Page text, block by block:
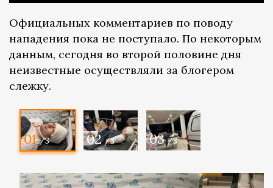
Официальных комментариев по поводу
нападения пока не поступало. По некоторым
данным, сегодня во второй половине дня
неизвестные осуществляли за блогером
слежку.
01 /3 02 /3 03 /3